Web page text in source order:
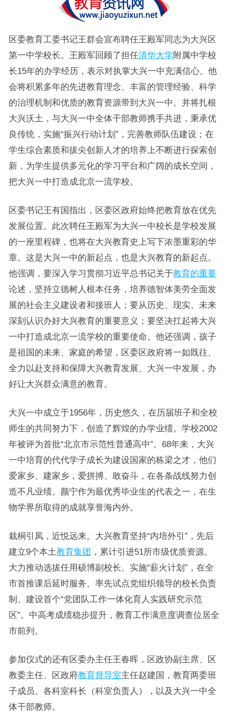
区委教育工委书记王群会宣布聘任王殿军同志为大兴区
第一中学校长。王殿军回顾了担任清华大学附属中学校
长15年的办学经历，表示对执掌大兴一中充满信心。他
会将积累多年的先进教育理念、丰富的管理经验、科学
的治理机制和优质的教育资源带到大兴一中。并将扎根
大兴沃土，与大兴一中全体干部教师携手共进，秉承优
良传统，实施“振兴行动计划”，完善教师队伍建设；在
学生综合素质和拔尖创新人才的培养上不断进行探索创
新，为学生提供多元化的学习平台和广阔的成长空间，
把大兴一中打造成北京一流学校。
区委书记王有国指出，区委区政府始终把教育放在优先
发展位置。此次聘任王殿军为大兴一中校长是学校发展
的一座里程碑，也将在大兴教育史上写下浓墨重彩的华
章。这是大兴一中的新起点，也是大兴教育的新起点。
他强调，要深入学习贯彻习近平总书记关于教育的重要
论述，坚持立德树人根本任务，培养德智体美劳全面发
展的社会主义建设者和接班人；要从历史、现实、未来
深刻认识办好大兴教育的重要意义；要坚决扛起将大兴
一中打造成北京一流学校的重要使命。他还强调，孩子
是祖国的未来、家庭的希望，区委区政府将一如既往、
全力以赴支持和保障大兴教育发展、大兴一中发展，办
好让大兴群众满意的教育。
大兴一中成立于1956年，历史悠久，在历届班子和全校
师生的共同努力下，创造了辉煌的办学业绩。学校2002
年被评为首批“北京市示范性普通高中”。68年来，大兴
一中培育的代代学子成长为建设国家的栋梁之才，他们
爱家乡、建家乡，爱拼搏、敢奋斗，在各条战线努力创
造不凡业绩。颜宁作为最优秀毕业生的代表之一，在生
物学界所取得的成就享誉海内外。
栽桐引凤，近悦远来。大兴教育坚持“内培外引”，先后
建立9个本土教育集团 ，累计引进51所市级优质资源。
大力推动选拔任用硕博副校长、实施“薪火计划”，在全
市首推课后延时服务、率先试点党组织领导的校长负责
制、建设首个“党团队工作一体化育人实践研究示范
区”。中高考成绩稳步提升，教育工作满意度调查位居全
市前列。
参加仪式的还有区委办主任王春晖，区政协副主席、区
教委主任、区政府教育督导室主任赵建国，教育两委班
子成员、各科室科长（科室负责人），以及大兴一中全
体干部教师。